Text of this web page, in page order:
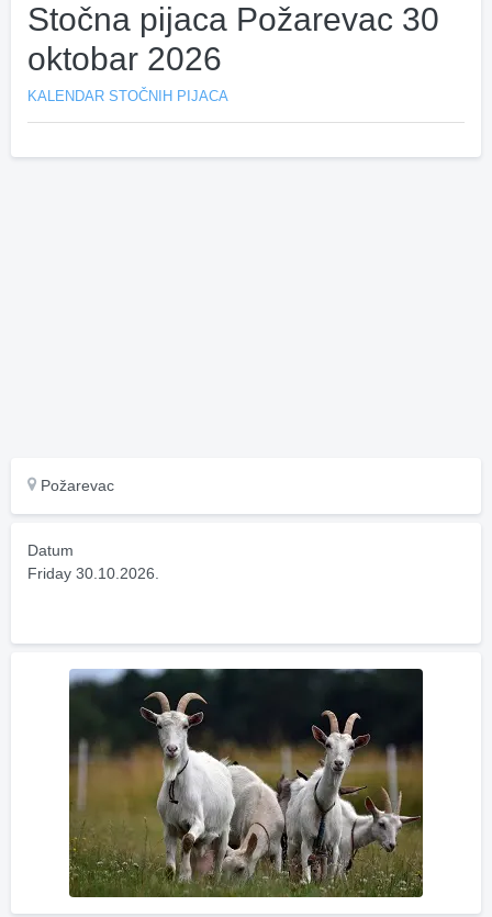
Stočna pijaca Požarevac 30
oktobar 2026
KALENDAR STOČNIH PIJACA
Požarevac
Datum
Friday 30.10.2026.